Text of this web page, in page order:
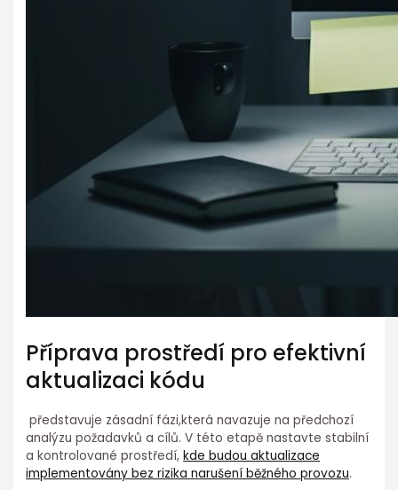
Příprava prostředí⁣ pro efektivní
aktualizaci kódu
⁣ představuje⁣ zásadní fázi,která navazuje na předchozí⁢
analýzu požadavků a cílů. ⁤V této etapě nastavte stabilní
a kontrolované ⁤prostředí,kde budou aktualizace
implementovány⁤ bez rizika narušení běžného provozu.